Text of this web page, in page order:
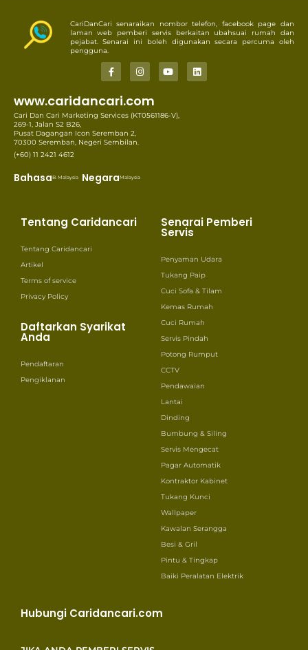
CariDanCari senaraikan nombor telefon, facebook page dan
laman web pemberi servis berkaitan ubahsuai rumah dan
pejabat. Senarai ini boleh digunakan secara percuma oleh
pengguna.
www.caridancari.com
Cari Dan Cari Marketing Services (KT0561186-V),
269-1, Jalan S2 B26,
Pusat Dagangan Icon Seremban 2,
70300 Seremban, Negeri Sembilan.
(+60) 11 2421 4612
BahasaB. Malaysia NegaraMalaysia
Tentang Caridancari
Tentang Caridancari
Artikel
Terms of service
Privacy Policy
Daftarkan Syarikat
Anda
Pendaftaran
Pengiklanan
Senarai Pemberi
Servis
Penyaman Udara
Tukang Paip
Cuci Sofa & Tilam
Kemas Rumah
Cuci Rumah
Servis Pindah
Potong Rumput
CCTV
Pendawaian
Lantai
Dinding
Bumbung & Siling
Servis Mengecat
Pagar Automatik
Kontraktor Kabinet
Tukang Kunci
Wallpaper
Kawalan Serangga
Besi & Gril
Pintu & Tingkap
Baiki Peralatan Elektrik
Hubungi Caridancari.com